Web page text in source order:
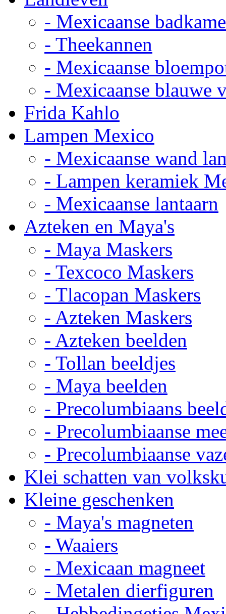
- Mexicaanse
- Theekannen
- Mexicaanse
- Mexicaanse blauwe
Frida Kahlo
Lampen Mexico
- Mexicaanse wand
- Lampen keramiek
- Mexicaanse lantaarn
Azteken en Maya's
- Maya Maskers
- Texcoco Maskers
- Tlacopan Maskers
- Azteken Maskers
- Azteken beelden
- Tollan beeldjes
- Maya beelden
- Precolumbiaans
- Precolumbiaanse
- Precolumbiaanse
Klei schatten van
Kleine geschenken
- Maya's magneten
- Waaiers
- Mexicaan magneet
- Metalen dierfiguren